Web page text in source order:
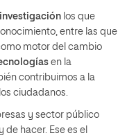
los que
entre las que
motor del cambio
en la
contribuimos a la
ciudadanos.
y sector público
hacer. Ese es el